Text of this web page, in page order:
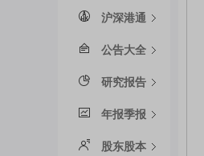
沪深港通
公告大全
研究报告
年报季报
股东股本